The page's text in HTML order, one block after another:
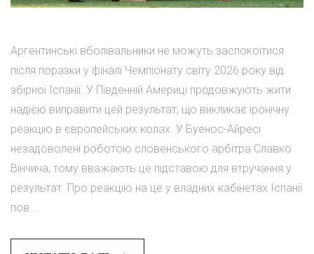
Аргентинські вболівальники не можуть заспокоїтися
після поразки у фіналі Чемпіонату світу 2026 року від
збірної Іспанії. У Південній Америці продовжують жити
надією виправити цей результат, що викликає іронічну
реакцію в європейських колах. У Буенос-Айресі
незадоволені роботою словенського арбітра Славко
Вінчича, тому вважають це підставою для втручання у
результат. Про реакцію на це у владних кабінетах Іспанії
пов...